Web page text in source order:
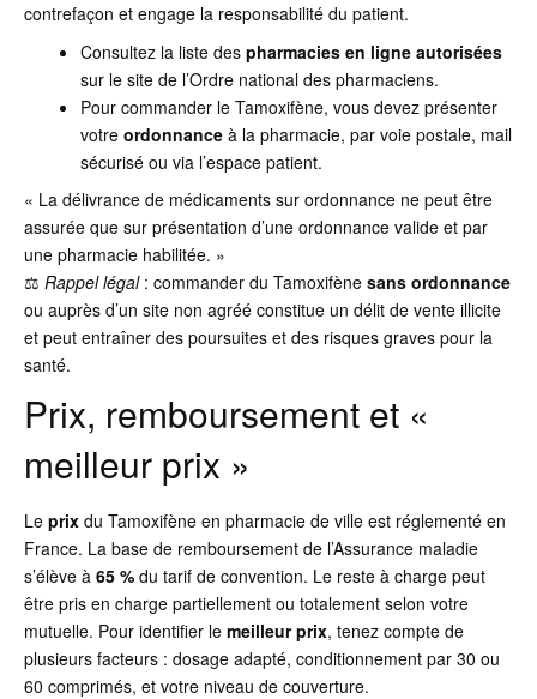
contrefaçon et engage la responsabilité du patient.
Consultez la liste des pharmacies en ligne autorisées
sur le site de l’Ordre national des pharmaciens.
Pour commander le Tamoxifène, vous devez présenter
votre ordonnanceà la pharmacie, par voie postale, mail
sécurisé ou via l’espace patient.
« La délivrance de médicaments sur ordonnance ne peut être
assurée que sur présentation d’une ordonnance valide et par
une pharmacie habilitée. »
⚖️ Rappel légal: commander du Tamoxifène sans ordonnance
ou auprès d’un site non agréé constitue un délit de vente illicite
et peut entraîner des poursuites et des risques graves pour la
santé.
Prix, remboursement et «
meilleur prix »
Le prix du Tamoxifène en pharmacie de ville est réglementé en
France. La base de remboursement de l’Assurance maladie
s’élève à 65 % du tarif de convention. Le reste à charge peut
être pris en charge partiellement ou totalement selon votre
mutuelle. Pour identifier le meilleur prix, tenez compte de
plusieurs facteurs : dosage adapté, conditionnement par 30 ou
60 comprimés, et votre niveau de couverture.